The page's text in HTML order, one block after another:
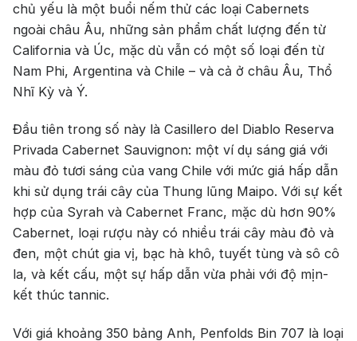
chủ yếu là một buổi nếm thử các loại Cabernets
ngoài châu Âu, những sản phẩm chất lượng đến từ
California và Úc, mặc dù vẫn có một số loại đến từ
Nam Phi, Argentina và Chile – và cả ở châu Âu, Thổ
Nhĩ Kỳ và Ý.
Đầu tiên trong số này là Casillero del Diablo Reserva
Privada Cabernet Sauvignon: một ví dụ sáng giá với
màu đỏ tươi sáng của vang Chile với mức giá hấp dẫn
khi sử dụng trái cây của Thung lũng Maipo. Với sự kết
hợp của Syrah và Cabernet Franc, mặc dù hơn 90%
Cabernet, loại rượu này có nhiều trái cây màu đỏ và
đen, một chút gia vị, bạc hà khô, tuyết tùng và sô cô
la, và kết cấu, một sự hấp dẫn vừa phải với độ mịn-
kết thúc tannic.
Với giá khoảng 350 bảng Anh, Penfolds Bin 707 là loại